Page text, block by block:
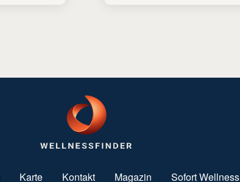
Karte Kontakt Magazin Sofort Wellness